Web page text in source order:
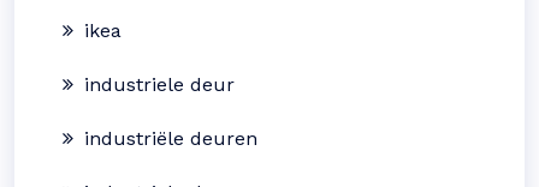
ikea
industriele deur
industriële deuren